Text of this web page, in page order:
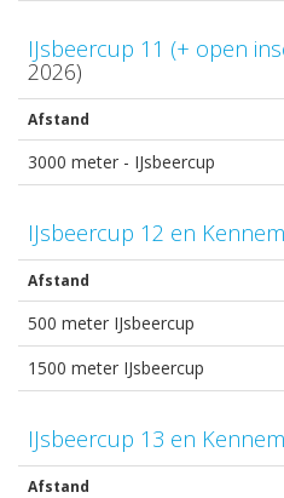
IJsbeercup 11 (+ open
2026)
Afstand
3000 meter - IJsbeercup
IJsbeercup 12 en
Afstand
500 meter IJsbeercup
1500 meter IJsbeercup
IJsbeercup 13 en
Afstand